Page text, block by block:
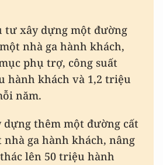
tư xây dựng một đường
nhà ga hành khách,
phụ trợ, công suất
hành khách và 1,2 triệu
năm.
dựng thêm một đường cất
nhà ga hành khách, nâng
lên 50 triệu hành